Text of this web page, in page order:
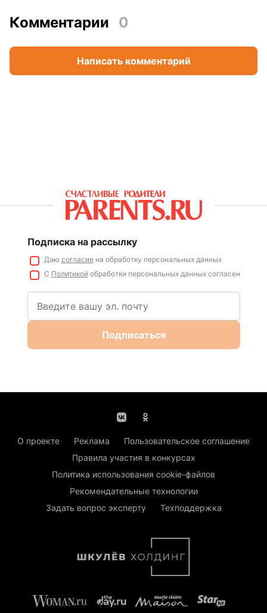
Комментарии 0
Написать комментарий
Подписка на рассылку
Даю согласиена обработку персональных данных
С Политикойобработки персональных данных согласен
Подписаться
О проекте Реклама
Пользовательское соглашение
Правила участия в конкурсах
Политика использования cookie-файлов
Рекомендательные технологии
Задать вопрос эксперту
Техподдержка